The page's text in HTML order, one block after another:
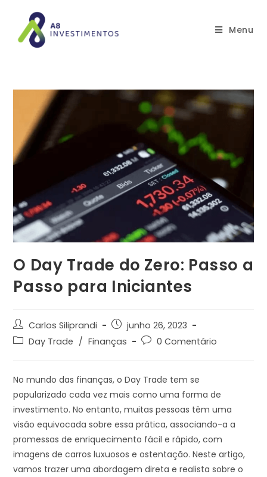
Menu
O Day Trade do Zero: Passo a
Passo para Iniciantes
Carlos Siliprandi
junho 26, 2023
Day Trade / Finanças 0 Comentário
No mundo das finanças, o Day Trade tem se
popularizado cada vez mais como uma forma de
investimento. No entanto, muitas pessoas têm uma
visão equivocada sobre essa prática, associando-a a
promessas de enriquecimento fácil e rápido, com
imagens de carros luxuosos e ostentação. Neste artigo,
vamos trazer uma abordagem direta e realista sobre o